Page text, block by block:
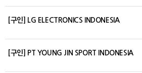
[구인] LG ELECTRONICS INDONESIA
[구인] PT YOUNG JIN SPORT INDONESIA